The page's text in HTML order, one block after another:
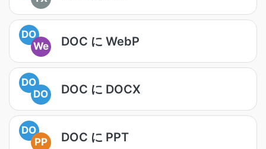
DO
We
DOC に WebP
DO
DO
DOC に DOCX
DO
PP
DOC に PPT